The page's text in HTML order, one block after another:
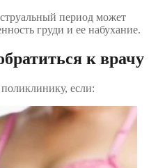
период может
груди и ее набухание.
к врачу
если: